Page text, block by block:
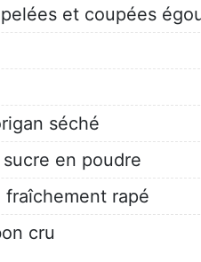
pelées et coupées
séché
en poudre
fraîchement rapé
cru